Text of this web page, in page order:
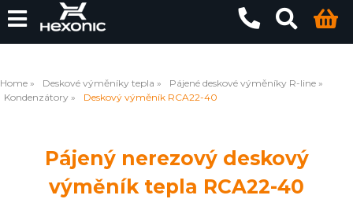
Home Deskové výměníky tepla
Pájené deskové výměníky R-line
Kondenzátory
Deskový výměník RCA22-40
Pájený nerezový deskový
výměník tepla RCA22-40